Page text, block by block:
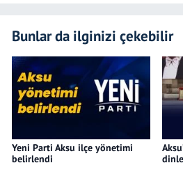
Bunlar da ilginizi çekebilir
Yeni Parti Aksu ilçe yönetimi
belirlendi